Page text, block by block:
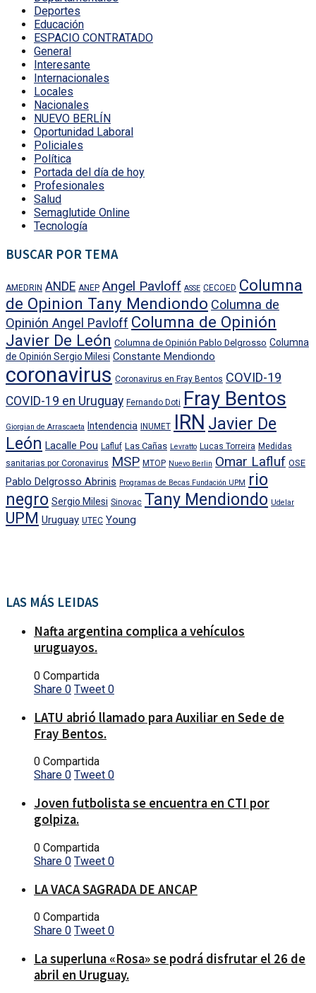
Deportes
Educación
ESPACIO CONTRATADO
General
Interesante
Internacionales
Locales
Nacionales
NUEVO BERLÍN
Oportunidad Laboral
Policiales
Política
Portada del día de hoy
Profesionales
Salud
Semaglutide Online
Tecnología
BUSCAR POR TEMA
AMEDRIN ANDE ANEP Angel Pavloff ASSE CECOED Columna
de Opinion Tany Mendiondo Columna de
Opinión Angel Pavloff Columna de Opinión
Javier De León Columna de Opinión Pablo Delgrosso Columna
de Opinión Sergio Milesi Constante Mendiondo
coronavirus Coronavirus en Fray Bentos COVID-19
COVID-19 en Uruguay Fernando Doti Fray Bentos
Giorgian de Arrascaeta Intendencia INUMET IRN Javier De
León Lacalle Pou Lafluf Las Cañas Levratto Lucas Torreira Medidas
sanitarias por Coronavirus MSP MTOP Nuevo Berlin Omar Lafluf OSE
Pablo Delgrosso Abrinis Programas de Becas Fundación UPM rio
negro Sergio Milesi Sinovac Tany Mendiondo Udelar
UPM Uruguay UTEC Young
LAS MÁS LEIDAS
Nafta argentina complica a vehículos
uruguayos.
0 Compartida
Share 0 Tweet 0
LATU abrió llamado para Auxiliar en Sede de
Fray Bentos.
0 Compartida
Share 0 Tweet 0
Joven futbolista se encuentra en CTI por
golpiza.
0 Compartida
Share 0 Tweet 0
LA VACA SAGRADA DE ANCAP
0 Compartida
Share 0 Tweet 0
La superluna «Rosa» se podrá disfrutar el 26 de
abril en Uruguay.